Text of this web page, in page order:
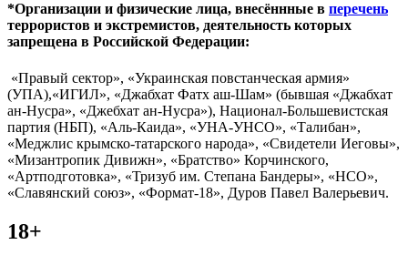
*Организации и физические лица, внесённные в перечень
террористов и экстремистов, деятельность которых
запрещена в Российской Федерации:
«Правый сектор», «Украинская повстанческая армия»
(УПА),«ИГИЛ», «Джабхат Фатх аш-Шам» (бывшая «Джабхат
ан-Нусра», «Джебхат ан-Нусра»), Национал-Большевистская
партия (НБП), «Аль-Каида», «УНА-УНСО», «Талибан»,
«Меджлис крымско-татарского народа», «Свидетели Иеговы»,
«Мизантропик Дивижн», «Братство» Корчинского,
«Артподготовка», «Тризуб им. Степана Бандеры», «НСО»,
«Славянский союз», «Формат-18», Дуров Павел Валерьевич.
18+